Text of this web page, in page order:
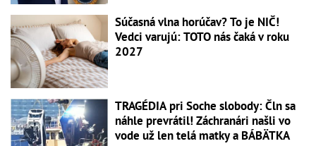
Súčasná vlna horúčav? To je NIČ!
Vedci varujú: TOTO nás čaká v roku
2027
TRAGÉDIA pri Soche slobody: Čln sa
náhle prevrátil! Záchranári našli vo
vode už len telá matky a BÁBÄTKA